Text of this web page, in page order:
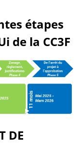
étapes
de la CC3F
DE